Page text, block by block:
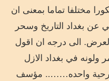
مختلفا تماما بمعنى ان
بغداد التاريخ وسحر
الى درجه ان اقول
ولونه في بغداد الازل
واحده…….. مؤسف